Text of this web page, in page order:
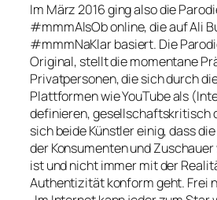
Im März 2016 ging also die
#mmmAlsObonline, die auf Ali
#mmmNaKlarbasiert. Die
Original, stellt die momentane
Privatpersonen, die sich durch
Plattformen wie YouTube als
definieren, gesellschaftskritisch
sich beide Künstler einig, dass
der Konsumenten und
ist und nicht immer mit der
Authentizität konform geht. Frei